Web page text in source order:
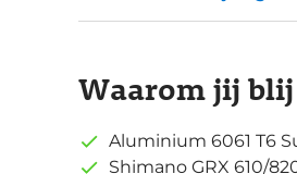
Waarom jij
Aluminium 6061 T6
Shimano GRX 610/